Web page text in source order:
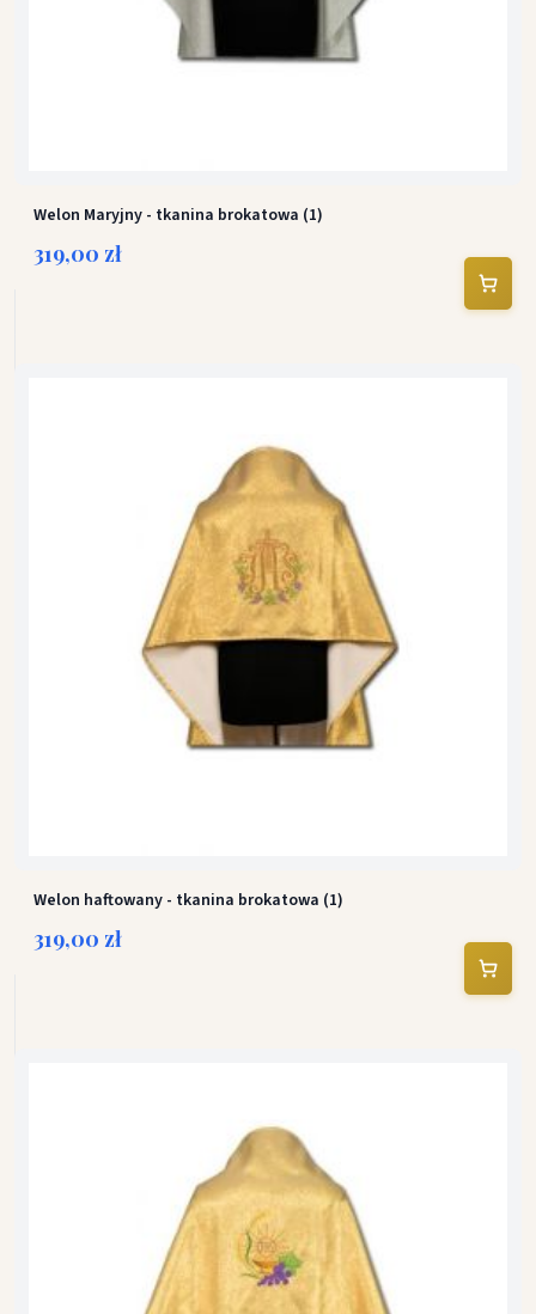
Welon Maryjny - tkanina brokatowa (1)
319,00 zł
Welon haftowany - tkanina brokatowa (1)
319,00 zł